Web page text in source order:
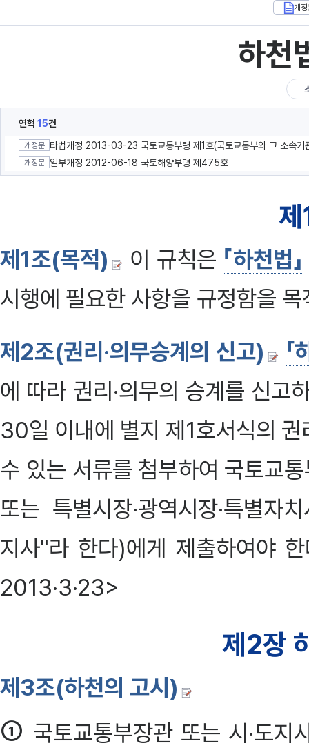
개정
하천
연혁 15건
개정문
개정문
일부개정 2012-06-18 국토해양부령 제475호
제1조(목적) 이 규칙은 「하천법」
시행에 필요한 사항을 규정함을
제2조(권리·의무승계의 신고)
에 따라 권리·의무의 승계를 신고
30일 이내에 별지 제1호서식의 권
수 있는 서류를 첨부하여 국토교
또는 특별시장·광역시장·특별자
지사"라 한다)에게 제출하여야
2013·3·23>
제2장
제3조(하천의 고시)
① 국토교통부장관 또는 시·도지